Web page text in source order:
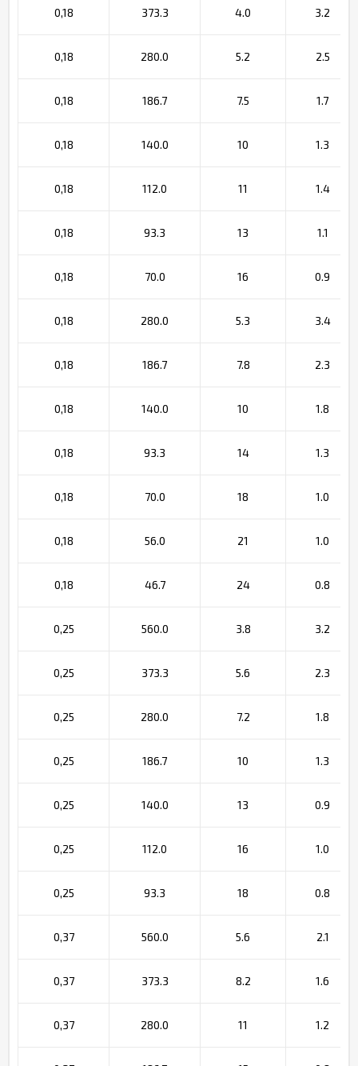
0,18 373.3 4.0 3.2
0,18 280.0 5.2 2.5
0,18 186.7 7.5 1.7
0,18 140.0 10 1.3
0,18 112.0 11 1.4
0,18 93.3 13 1.1
0,18 70.0 16 0.9
0,18 280.0 5.3 3.4
0,18 186.7 7.8 2.3
0,18 140.0 10 1.8
0,18 93.3 14 1.3
0,18 70.0 18 1.0
0,18 56.0 21 1.0
0,18 46.7 24 0.8
0,25 560.0 3.8 3.2
0,25 373.3 5.6 2.3
0,25 280.0 7.2 1.8
0,25 186.7 10 1.3
0,25 140.0 13 0.9
0,25 112.0 16 1.0
0,25 93.3 18 0.8
0,37 560.0 5.6 2.1
0,37 373.3 8.2 1.6
0,37 280.0 11 1.2